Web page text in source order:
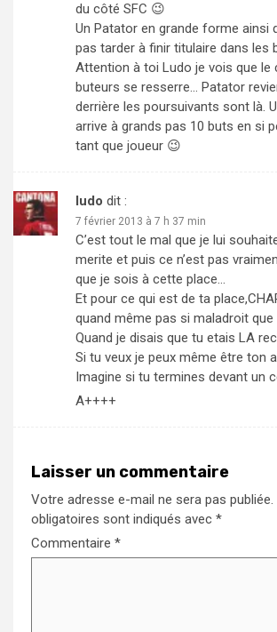
du côté SFC 😉
Un Patator en grande forme ainsi
pas tarder à finir titulaire dans les
Attention à toi Ludo je vois que le
buteurs se resserre… Patator
derrière les poursuivants sont là.
arrive à grands pas 10 buts en si
tant que joueur 😉
ludo dit :
7 février 2013 à 7 h 37 min
C’est tout le mal que je lui
merite et puis ce n’est pas
que je sois à cette place…
Et pour ce qui est de ta
quand même pas si maladroit que
Quand je disais que tu etais LA
Si tu veux je peux même être ton
Imagine si tu termines devant un
A++++
Laisser un commentaire
Votre adresse e-mail ne sera pas publiée.
obligatoires sont indiqués avec *
Commentaire *